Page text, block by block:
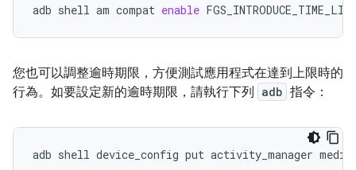
adb shell am compat enable
您也可以調整逾時期限，方便測試應用程式在達到上限時的
行為。如要設定新的逾時期限，請執行下列
adb 指令：
adb shell device_config put activity_manager